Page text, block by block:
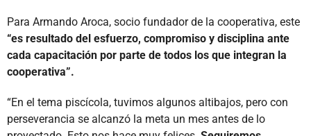
Para Armando Aroca, socio fundador de la cooperativa, este
“es resultado del esfuerzo, compromiso y disciplina ante
cada capacitación por parte de todos los que integran la
cooperativa”.
“En el tema piscícola, tuvimos algunos altibajos, pero con
perseverancia se alcanzó la meta un mes antes de lo